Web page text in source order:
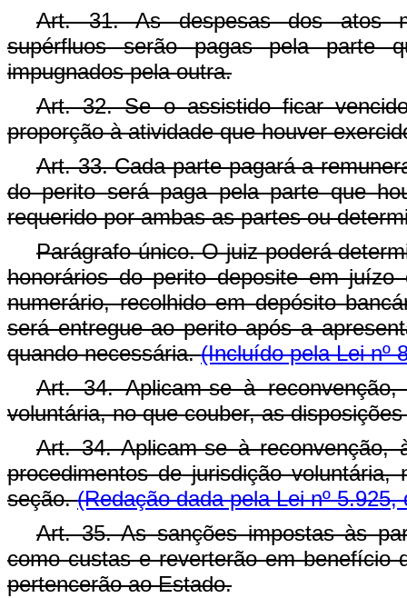
Art. 31. As despesas dos atos
supérfluos serão pagas pela parte
impugnados pela outra.
Art. 32. Se o assistido ficar
proporção à atividade que houver
Art. 33. Cada parte pagará a
do perito será paga pela parte que
requerido por ambas as partes ou
Parágrafo único. O juiz poderá
honorários do perito deposite em
numerário, recolhido em depósito
será entregue ao perito após a
quando necessária.(Incluído pela Lei nº
Art. 34. Aplicam-se à
voluntária, no que couber, as
Art. 34. Aplicam-se à reconvenção,
procedimentos de jurisdição
seção.(Redação dada pela Lei nº 5.925,
Art. 35. As sanções impostas às
como custas e reverterão em benefício
pertencerão ao Estado.